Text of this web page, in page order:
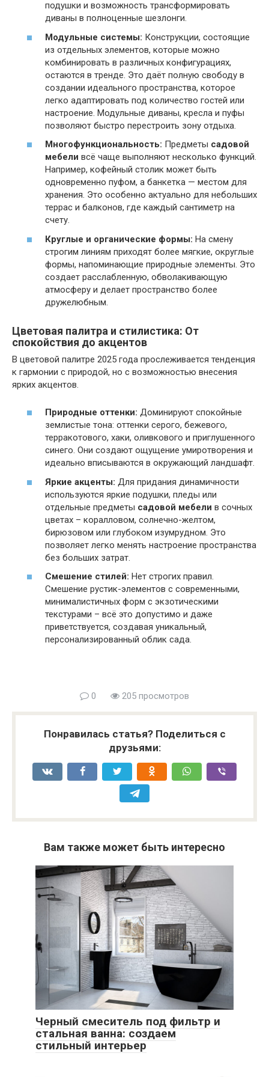
подушки и возможность трансформировать
диваны в полноценные шезлонги.
Модульные системы: Конструкции, состоящие
из отдельных элементов, которые можно
комбинировать в различных конфигурациях,
остаются в тренде. Это даёт полную свободу в
создании идеального пространства, которое
легко адаптировать под количество гостей или
настроение. Модульные диваны, кресла и пуфы
позволяют быстро перестроить зону отдыха.
Многофункциональность: Предметы садовой
мебели всё чаще выполняют несколько функций.
Например, кофейный столик может быть
одновременно пуфом, а банкетка — местом для
хранения. Это особенно актуально для небольших
террас и балконов, где каждый сантиметр на
счету.
Круглые и органические формы: На смену
строгим линиям приходят более мягкие, округлые
формы, напоминающие природные элементы. Это
создает расслабленную, обволакивающую
атмосферу и делает пространство более
дружелюбным.
Цветовая палитра и стилистика: От
спокойствия до акцентов
В цветовой палитре 2025 года прослеживается тенденция
к гармонии с природой, но с возможностью внесения
ярких акцентов.
Природные оттенки: Доминируют спокойные
землистые тона: оттенки серого, бежевого,
терракотового, хаки, оливкового и приглушенного
синего. Они создают ощущение умиротворения и
идеально вписываются в окружающий ландшафт.
Яркие акценты: Для придания динамичности
используются яркие подушки, пледы или
отдельные предметы садовой мебели в сочных
цветах – коралловом, солнечно-желтом,
бирюзовом или глубоком изумрудном. Это
позволяет легко менять настроение пространства
без больших затрат.
Смешение стилей: Нет строгих правил.
Смешение рустик-элементов с современными,
минималистичных форм с экзотическими
текстурами – всё это допустимо и даже
приветствуется, создавая уникальный,
персонализированный облик сада.
0 205 просмотров
Понравилась статья? Поделиться с
друзьями:
Вам также может быть интересно
Черный смеситель под фильтр и
стальная ванна: создаем
стильный интерьер